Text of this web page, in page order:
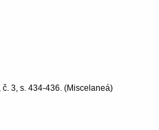
č. 3, s. 434-436. (Miscelaneá)